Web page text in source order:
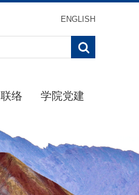
ENGLISH
络
息
会
校
录
学院党建
理论学
学院纪